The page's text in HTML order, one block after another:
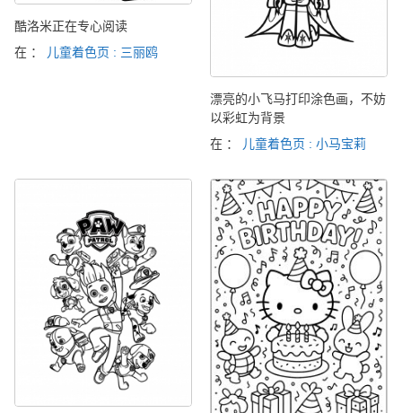
酷洛米正在专心阅读
在 ：
儿童着色页 : 三丽鸥
漂亮的小飞马打印涂色画，不妨
以彩虹为背景
在 ：
儿童着色页 : 小马宝莉